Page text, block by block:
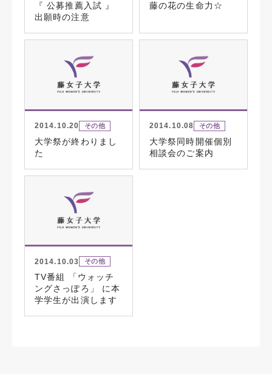
『 公募推薦入試 』
出願時の注意
藤の花の生命力☆
2014.10.20 その他
大学祭が終わりまし
た
2014.10.08 その他
大学祭同時開催個別
相談会のご案内
2014.10.03 その他
TV番組 「ウォッチ
ングさっぽろ」 に本
学学生が出演します